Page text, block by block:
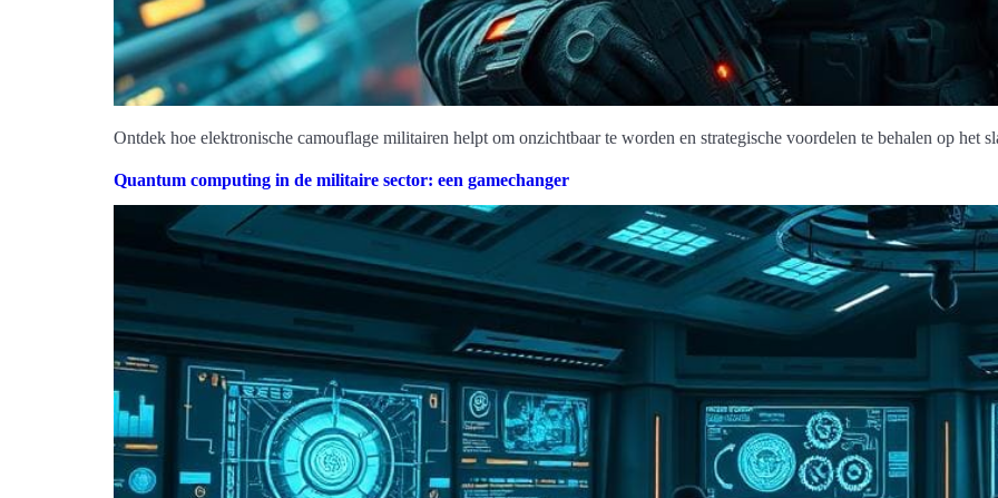
Ontdek hoe elektronische camouflage militairen helpt om onzichtbaar te worden en strategische voordelen te behalen op het
Quantum computing in de militaire sector: een gamechanger